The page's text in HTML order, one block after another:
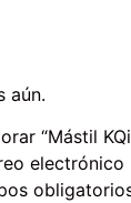
aún.
“Mástil
electrónico